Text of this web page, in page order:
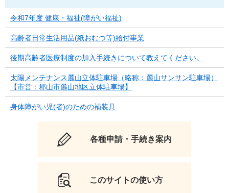
令和7年度 健康・福祉(障がい福祉)
高齢者日常生活用品(紙おむつ等)給付事業
後期高齢者医療制度の加入手続きについて教えてください。
太陽メンテナンス麓山立体駐車場（略称：麓山サンサン駐車場）
【市営：郡山市麓山地区立体駐車場】
身体障がい児(者)のための補装具
各種申請・手続き案内
このサイトの使い方